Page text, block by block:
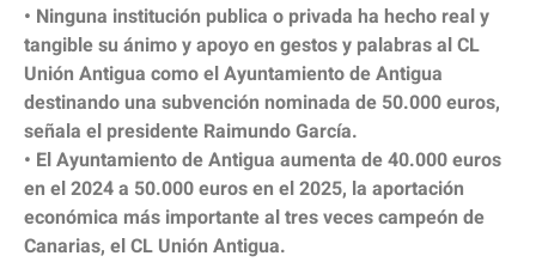
• Ninguna institución publica o privada ha hecho real y
tangible su ánimo y apoyo en gestos y palabras al CL
Unión Antigua como el Ayuntamiento de Antigua
destinando una subvención nominada de 50.000 euros,
señala el presidente Raimundo García.
• El Ayuntamiento de Antigua aumenta de 40.000 euros
en el 2024 a 50.000 euros en el 2025, la aportación
económica más importante al tres veces campeón de
Canarias, el CL Unión Antigua.